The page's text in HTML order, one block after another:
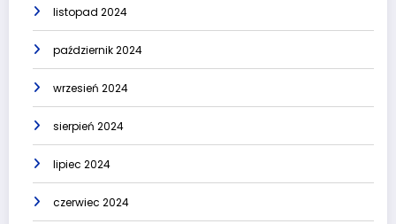
listopad 2024
październik 2024
wrzesień 2024
sierpień 2024
lipiec 2024
czerwiec 2024